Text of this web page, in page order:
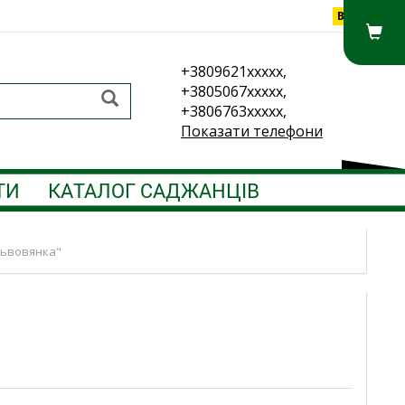
Вхід
+3809621xxxxx,
+3805067xxxxx,
+3806763xxxxx,
Показати телефони
КАТАЛОГ САДЖАНЦІВ